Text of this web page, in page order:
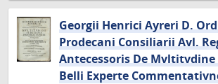
Georgii Henrici Ayreri D.
Prodecani Consiliarii Avl.
Antecessoris De
Belli Experte